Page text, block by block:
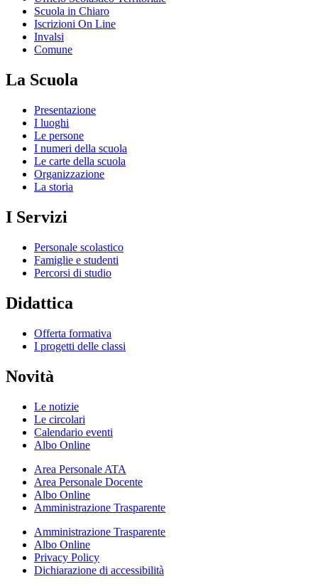
Scuola in Chiaro
Iscrizioni On Line
Invalsi
Comune
La Scuola
Presentazione
I luoghi
Le persone
I numeri della scuola
Le carte della scuola
Organizzazione
La storia
I Servizi
Personale scolastico
Famiglie e studenti
Percorsi di studio
Didattica
Offerta formativa
I progetti delle classi
Novità
Le notizie
Le circolari
Calendario eventi
Albo Online
Area Personale ATA
Area Personale Docente
Albo Online
Amministrazione Trasparente
Amministrazione Trasparente
Albo Online
Privacy Policy
Dichiarazione di accessibilità